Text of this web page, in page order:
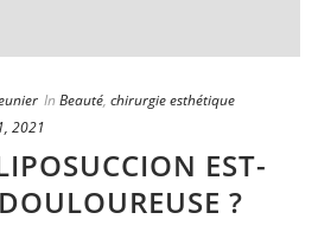
In Beauté, chirurgie esthétique
2021
EST-
?